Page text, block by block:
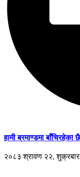
हामी ब्रमाण्डमा
२०८३ श्रावण २२, शुक्रबार